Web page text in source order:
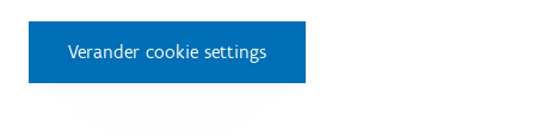
Verander cookie settings